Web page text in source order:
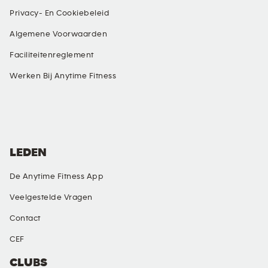
Privacy- En Cookiebeleid
Algemene Voorwaarden
Faciliteitenreglement
Werken Bij Anytime Fitness
CLUBS
LEDEN
De Anytime Fitness App
Veelgestelde Vragen
Contact
CEF